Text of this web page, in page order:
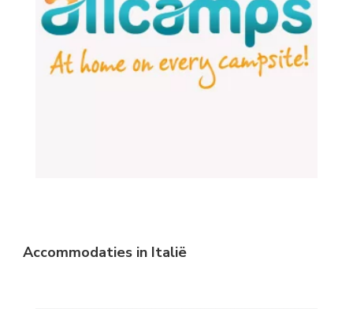
Accommodaties in Italië